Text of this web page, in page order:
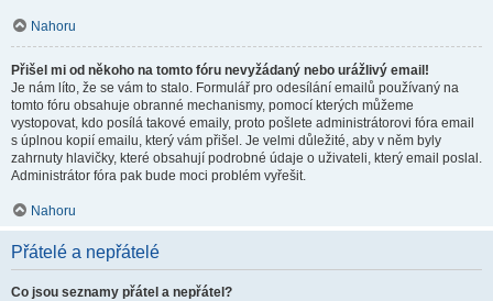
Nahoru
Přišel mi od někoho na tomto fóru nevyžádaný nebo urážlivý email!
Je nám líto, že se vám to stalo. Formulář pro odesílání emailů používaný na
tomto fóru obsahuje obranné mechanismy, pomocí kterých můžeme
vystopovat, kdo posílá takové emaily, proto pošlete administrátorovi fóra email
s úplnou kopií emailu, který vám přišel. Je velmi důležité, aby v něm byly
zahrnuty hlavičky, které obsahují podrobné údaje o uživateli, který email poslal.
Administrátor fóra pak bude moci problém vyřešit.
Nahoru
Přátelé a nepřátelé
Co jsou seznamy přátel a nepřátel?